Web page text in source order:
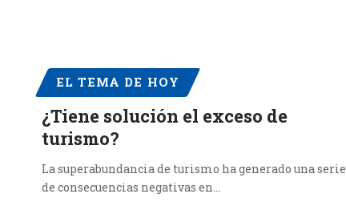
EL TEMA DE HOY
¿Tiene solución el exceso de
turismo?
La superabundancia de turismo ha generado una serie
de consecuencias negativas en…